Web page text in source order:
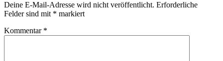
Deine E-Mail-Adresse wird nicht veröffentlicht. Erforderliche
Felder sind mit * markiert
Kommentar *